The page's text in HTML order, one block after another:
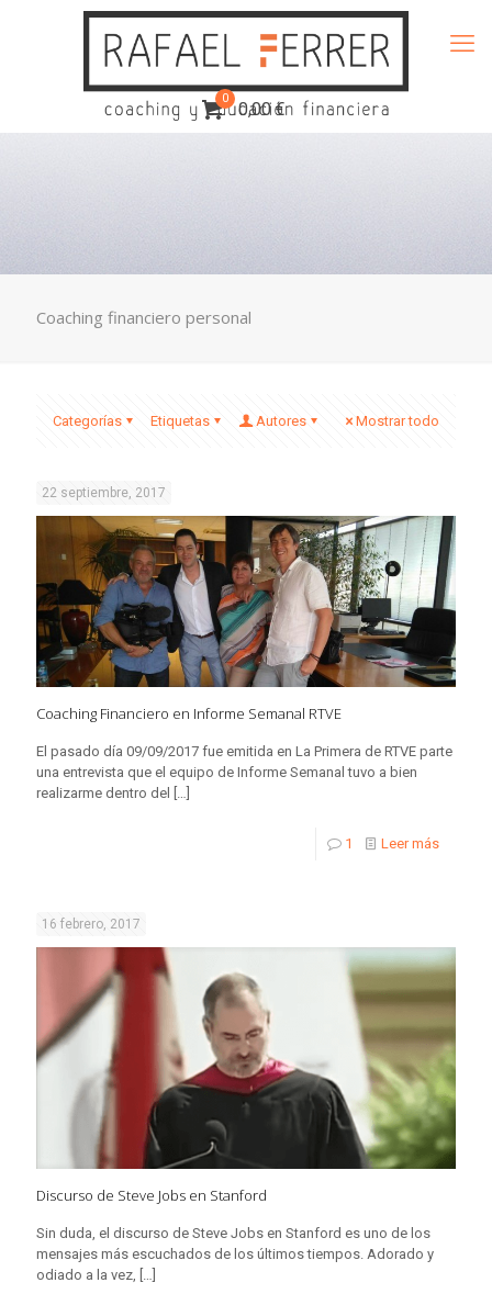
0
0,00 €
Coaching financiero personal
Categorías Etiquetas Autores Mostrar todo
22 septiembre, 2017
Coaching Financiero en Informe Semanal RTVE
El pasado día 09/09/2017 fue emitida en La Primera de RTVE parte
una entrevista que el equipo de Informe Semanal tuvo a bien
realizarme dentro del
[…]
1 Leer más
16 febrero, 2017
Discurso de Steve Jobs en Stanford
Sin duda, el discurso de Steve Jobs en Stanford es uno de los
mensajes más escuchados de los últimos tiempos. Adorado y
odiado a la vez, […]